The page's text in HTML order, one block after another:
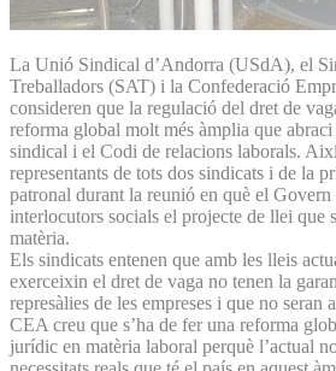
La Unió Sindical d’Andorra (USdA), el
Treballadors (SAT) i la Confederació
consideren que la regulació del dret de
reforma global molt més àmplia que
sindical i el Codi de relacions laborals.
representants de tots dos sindicats i de la
patronal durant la reunió en què el Govern
interlocutors socials el projecte de llei que
matèria.
Els sindicats entenen que amb les lleis
exerceixin el dret de vaga no tenen la
represàlies de les empreses i que no seran
CEA creu que s’ha de fer una reforma
jurídic en matèria laboral perquè l’actual